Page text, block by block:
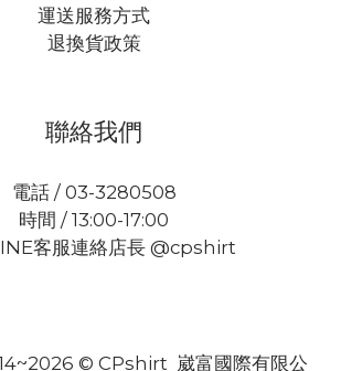
運送服務方式
退換貨政策
聯絡我們
電話 / 03-3280508
時間 / 13:00-17:00
客服連絡店長 @cpshirt
© CPshirt 崴富國際有限公